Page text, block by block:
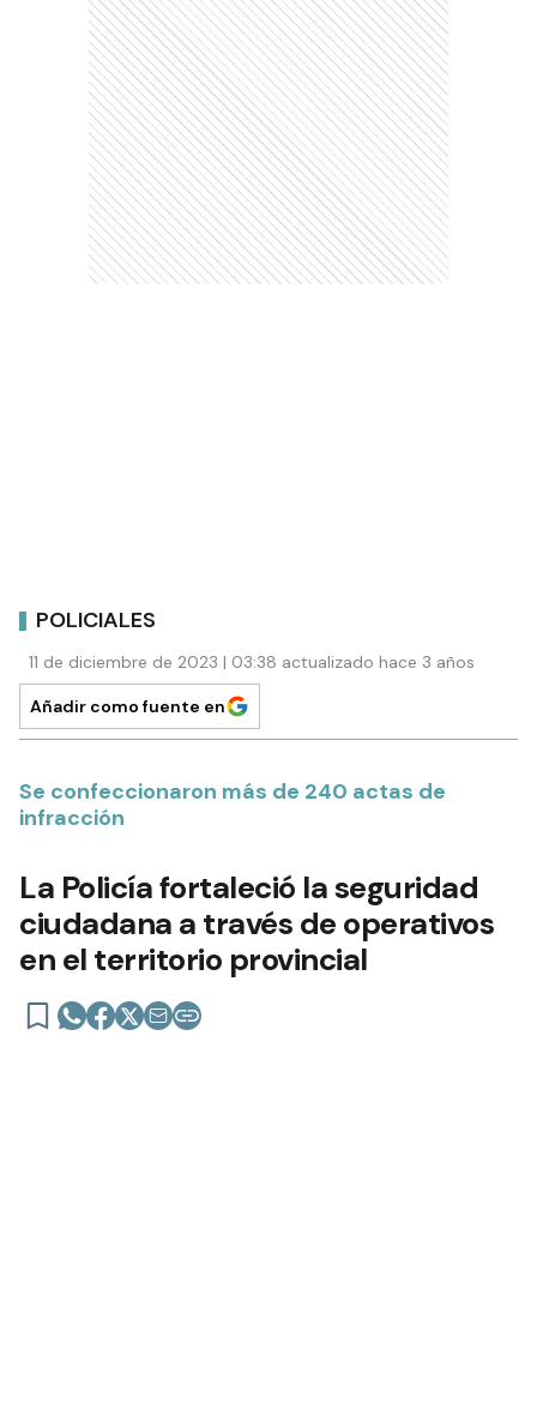
POLICIALES
11 de diciembre de 2023 | 03:38 actualizado hace 3 años
Añadir como fuente en
Se confeccionaron más de 240 actas de
infracción
La Policía fortaleció la seguridad
ciudadana a través de operativos
en el territorio provincial